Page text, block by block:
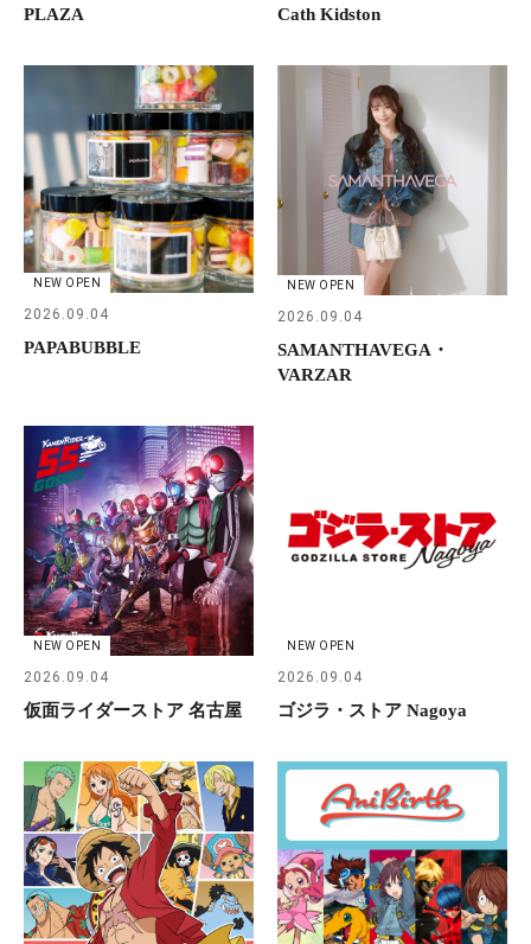
PLAZA Cath Kidston
NEW OPEN
2026.09.04
PAPABUBBLE
NEW OPEN
2026.09.04
SAMANTHAVEGA・
VARZAR
NEW OPEN
2026.09.04
仮面ライダーストア 名古屋
NEW OPEN
2026.09.04
ゴジラ・ストア Nagoya